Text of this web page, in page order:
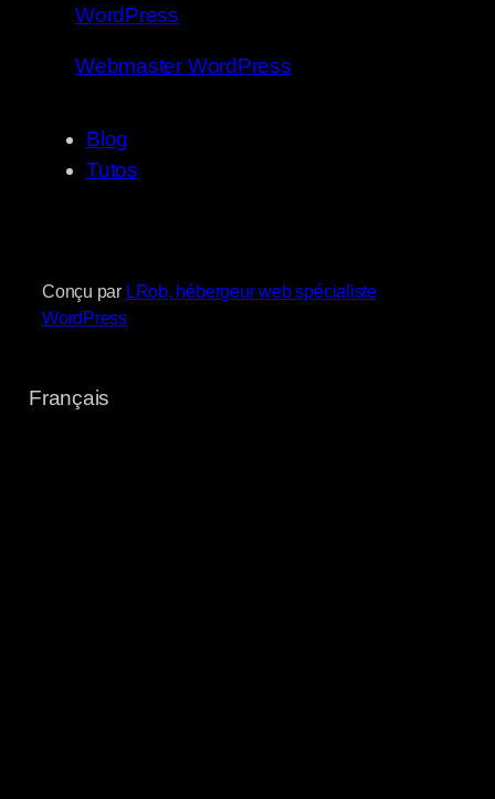
WordPress
Webmaster WordPress
Blog
Tutos
Conçu par LRob, hébergeur web spécialiste
WordPress
Français